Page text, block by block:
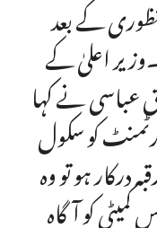
کے بعد
اعلیٰ کے
عباسی نے کہا
کو سکول
ہو تو وہ
کو آگاہ